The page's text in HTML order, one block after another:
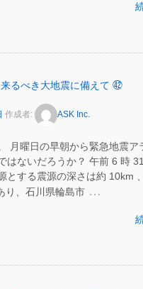
るべき大地震に備えて ㊷
作成者: ASK Inc.
月曜日の早朝から緊急地震ア
はないだろうか？ 午前 6 時
とする震源の深さは約 10km
り、石川県輪島市 …